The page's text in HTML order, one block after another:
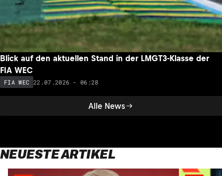
Alle News
Blick auf den aktuellen Stand in der LMGT3-Klasse der
FIA WEC
FIA WEC 22.07.2026 - 06:28
NEUESTE ARTIKEL